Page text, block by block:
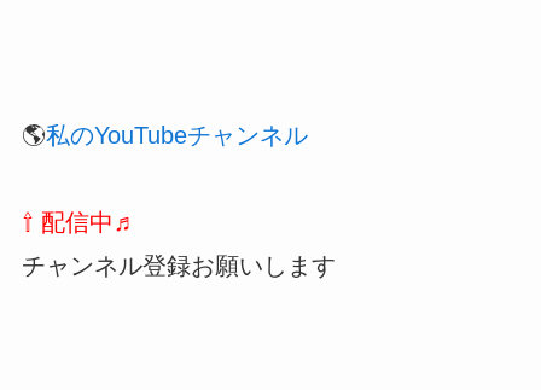
🌎私のYouTubeチャンネル
⇧ 配信中♬
チャンネル登録お願いします